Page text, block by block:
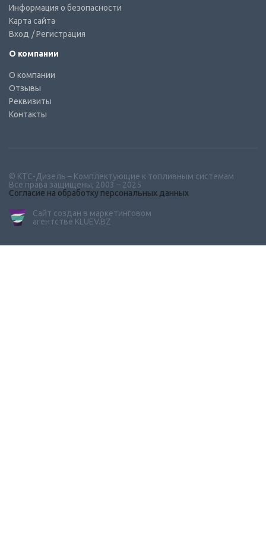
Информация о безопасности
Карта сайта
Вход / Регистрация
О компании
О компании
Отзывы
Реквизиты
Контакты
© КТС-Дизель – Комплектующие к топливным системам
Все права защищены, 2003 – 2025
Согласие на обработку персональных данных
Сайт создан в маркетинговом
агентстве KLUEV.BZ